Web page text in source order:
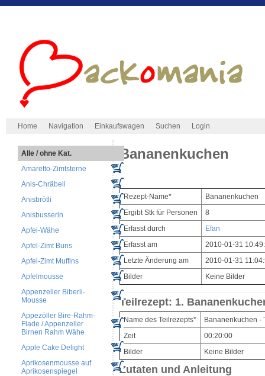
Home Navigation Einkaufswagen Suchen Login
Alle / ohne Kat.
Amaretto-Zimtsterne
Anis-Chräbeli
Anisbrötli
Anisbusserln
Apfel-Wähe
Apfel-Zimt Buns
Apfel-Zimt Muffins
Apfelmousse
Appenzeller Biberli-
Mousse
Appezöller Bire-Rahm-
Flade / Appenzeller
Birnen Rahm Wähe
Apple Cake Delight
Aprikosenmousse auf
Aprikosenspiegel
Bananenkuchen
Rezept-Name*
Bananenkuchen
Ergibt Stk für Personen
8
Erfasst durch
Efan
Erfasst am
2010-01-31
Letzte Änderung am
2010-01-31
Bilder
Keine Bilder
Teilrezept: 1.
Name des Teilrezepts*
Bananenkuchen -
Zeit
00:20:00
Bilder
Keine Bilder
Zutaten und Anleitung